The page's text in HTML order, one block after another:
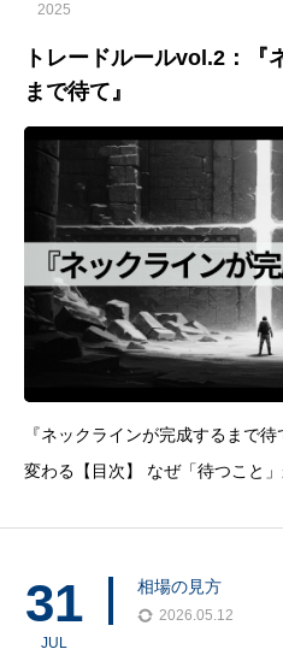
2025
トレードルールvol.2：『
まで待て』
『ネックラインが完成するまで
変わる【目次】 なぜ「待つこと」がトレードを変えるのか 波の
31
JUL
相場の見方
2026.05.12